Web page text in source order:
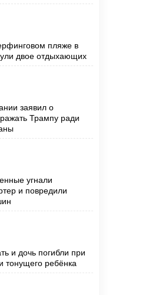
пляже в
двое отдыхающих
заявил о
Трампу ради
угнали
и повредили
и дочь погибли при
тонущего ребёнка